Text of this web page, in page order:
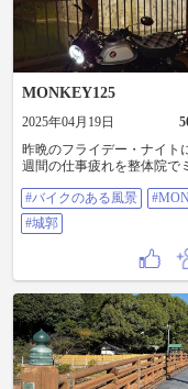
MONKEY125
2025年04月19日
昨晩のフライデー・ナイト
週間の仕事疲れを整体院で
し、MONKEY125で調子よ
を飛ばしてたら、暗闇にひ
光り輝く城郭建築が目に留
した。「駿府城公園の坤（
さる）櫓（やぐら）」です
な夜更けに誰も居ないから
目立つし、つい停まって記
してまいした。昔コレの建
わったことあったなぁなん
ことを想い出しながら、帰
のつかの間の寄り道でした。 #
クのある風景
#バイクのある風景
#城郭